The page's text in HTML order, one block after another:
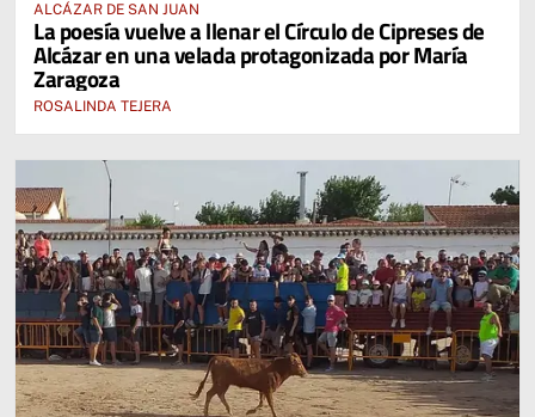
ALCÁZAR DE SAN JUAN
La poesía vuelve a llenar el Círculo de Cipreses de
Alcázar en una velada protagonizada por María
Zaragoza
ROSALINDA TEJERA